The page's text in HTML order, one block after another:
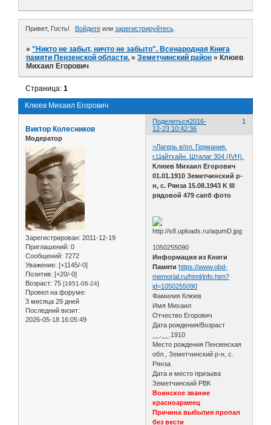
Привет, Гость! Войдитеили зарегистрируйтесь.
»"Никто не забыт, ничто не забыто". Всенародная Книга
памяти Пензенской области. »Земетчинский район » Клюев
Михаил Егорович
Клюев Михаил Егорович
Страница:1
Поделиться 1
2016-
12-23 10:42:36
Виктор Колесников
Модератор
Зарегистрирован: 2011-12-19
Приглашений: 0
Сообщений: 7272
Уважение: [+1145/-0]
Позитив: [+20/-0]
Возраст: 75 [1951-06-24]
Провел на форуме:
3 месяца 29 дней
Последний визит:
2026-05-18 16:05:49
>Лагерь в/пл. Германия.
г.Цайтхайн. Шталаг 304 (IVH).
Клюев Михаил Егорович
01.01.1910 Земетчинский р-
н, с. Рянза 15.08.1943 K III
рядовой 479 сапб фото
1050255090
Информация из Книги
Памяти https://www.obd-
memorial.ru/html/info.htm?
id=1050255090
Фамилия Клюев
Имя Михаил
Отчество Егорович
Дата рождения/Возраст
__.__.1910
Место рождения Пензенская
обл., Земетчинский р-н, с.
Рянза
Дата и место призыва
Земетчинский РВК
Воинское звание
красноармеец
Причина выбытия пропал
без вести